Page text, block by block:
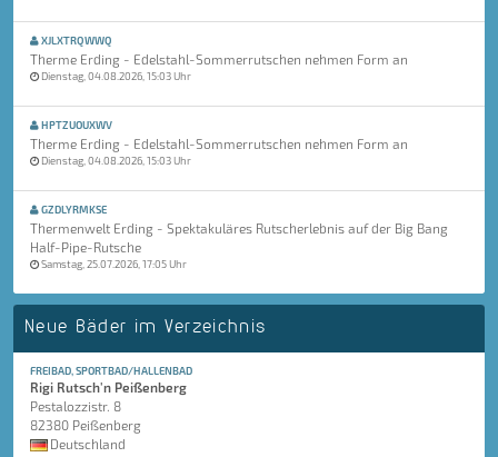
XJLXTRQWWQ
Therme Erding - Edelstahl-Sommerrutschen nehmen Form an
Dienstag, 04.08.2026, 15:03 Uhr
HPTZUOUXWV
Therme Erding - Edelstahl-Sommerrutschen nehmen Form an
Dienstag, 04.08.2026, 15:03 Uhr
GZDLYRMKSE
Thermenwelt Erding - Spektakuläres Rutscherlebnis auf der Big Bang
Half-Pipe-Rutsche
Samstag, 25.07.2026, 17:05 Uhr
Neue Bäder im Verzeichnis
FREIBAD, SPORTBAD/HALLENBAD
Rigi Rutsch'n Peißenberg
Pestalozzistr. 8
82380 Peißenberg
Deutschland